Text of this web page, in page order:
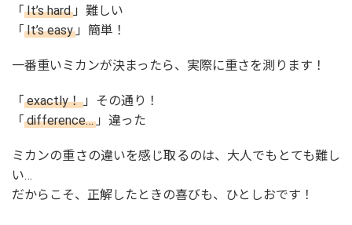
「 It’s hard 」難しい
「 It’s easy 」簡単！
一番重いミカンが決まったら、実際に重さを測ります！
「 exactly！ 」その通り！
「 difference… 」違った
ミカンの重さの違いを感じ取るのは、大人でもとても難し
い…
だからこそ、正解したときの喜びも、ひとしおです！